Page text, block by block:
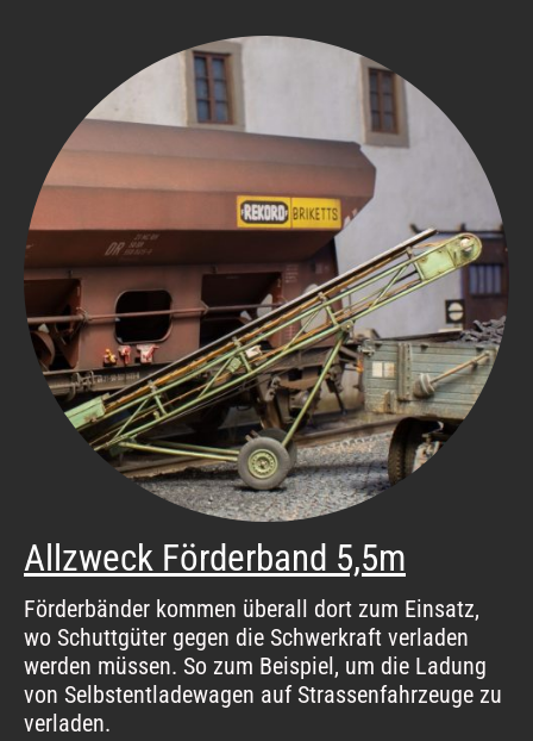
Allzweck Förderband 5,5m
Förderbänder kommen überall dort zum Einsatz,
wo Schuttgüter gegen die Schwerkraft verladen
werden müssen. So zum Beispiel, um die Ladung
von Selbstentladewagen auf Strassenfahrzeuge zu
verladen.